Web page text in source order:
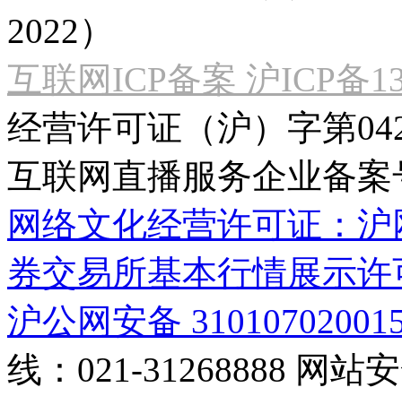
2022）
互联网ICP备案 沪ICP备
经营许可证（沪）字第
互联网直播服务企业备案
网络文化经营许可证：
券交易所基本行情展示许
沪公网安备
线：021-31268888 网站